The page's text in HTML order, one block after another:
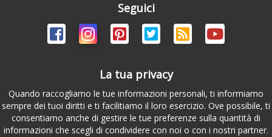
Seguici
La tua privacy
Quando raccogliamo le tue informazioni personali, ti informiamo
sempre dei tuoi diritti e ti facilitiamo il loro esercizio. Ove possibile, ti
consentiamo anche di gestire le tue preferenze sulla quantità di
informazioni che scegli di condividere con noi o con i nostri partner.